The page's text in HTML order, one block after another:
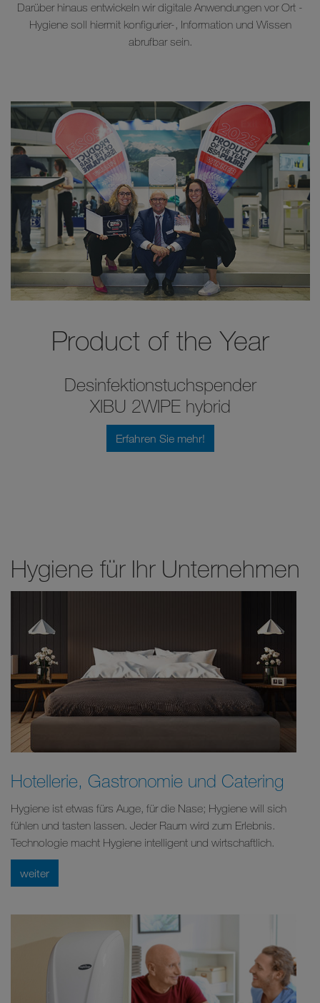
Darüber hinaus entwickeln wir digitale Anwendungen vor Ort -
Hygiene soll hiermit konfigurier-, Information und Wissen
abrufbar sein.
Product of the Year
Desinfektionstuchspender
XIBU 2WIPE hybrid
Erfahren Sie mehr!
Hygiene für Ihr Unternehmen
Hotellerie, Gastronomie und Catering
Hygiene ist etwas fürs Auge, für die Nase; Hygiene will sich
fühlen und tasten lassen. Jeder Raum wird zum Erlebnis.
Technologie macht Hygiene intelligent und wirtschaftlich.
weiter